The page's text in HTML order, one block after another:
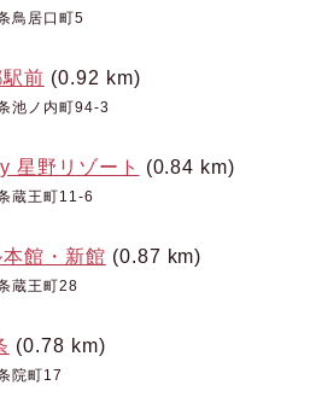
鳥居口町5
前 (0.92 km)
池ノ内町94-3
星野リゾート (0.84 km)
蔵王町11-6
館・新館 (0.87 km)
蔵王町28
(0.78 km)
院町17